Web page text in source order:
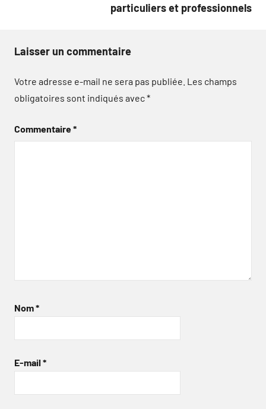
particuliers et professionnels
Laisser un commentaire
Votre adresse e-mail ne sera pas publiée. Les champs
obligatoires sont indiqués avec*
Commentaire*
Nom*
E-mail *